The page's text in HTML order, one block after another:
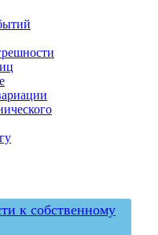
к собственному